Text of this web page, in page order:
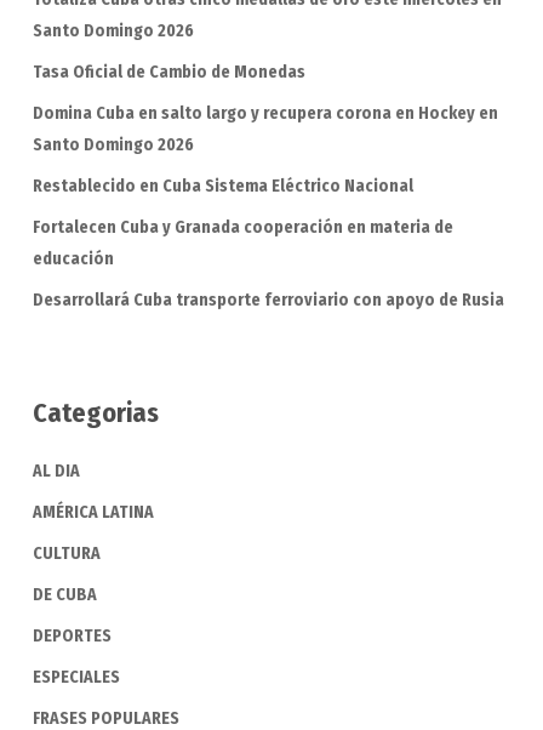
Santo Domingo 2026
Tasa Oficial de Cambio de Monedas
Domina Cuba en salto largo y recupera corona en Hockey en
Santo Domingo 2026
Restablecido en Cuba Sistema Eléctrico Nacional
Fortalecen Cuba y Granada cooperación en materia de
educación
Desarrollará Cuba transporte ferroviario con apoyo de Rusia
Categorias
AL DIA
AMÉRICA LATINA
CULTURA
DE CUBA
DEPORTES
ESPECIALES
FRASES POPULARES